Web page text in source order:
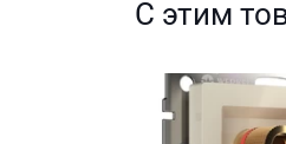
С этим